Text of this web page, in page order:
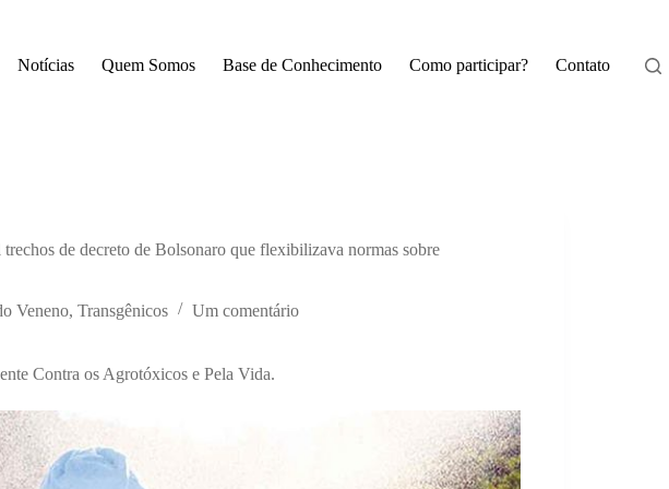
Notícias Quem Somos Base de Conhecimento Como participar? Contato
de decreto de Bolsonaro que flexibilizava normas sobre
Veneno, Transgênicos Um comentário
Contra os Agrotóxicos e Pela Vida.